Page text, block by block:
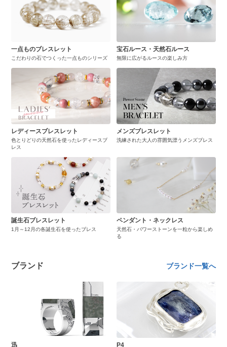
一点ものブレスレット
こだわりの石でつくった一点ものシリーズ
宝石ルース・天然石ルース
無限に広がるルースの楽しみ方
レディースブレスレット
色とりどりの天然石を使ったレディースブ
レス
メンズブレスレット
洗練された大人の雰囲気漂うメンズブレス
誕生石ブレスレット
1月～12月の各誕生石を使ったブレス
ペンダント・ネックレス
天然石・パワーストーンを一粒から楽しめ
る
ブランド ブランド一覧へ
迅 P4